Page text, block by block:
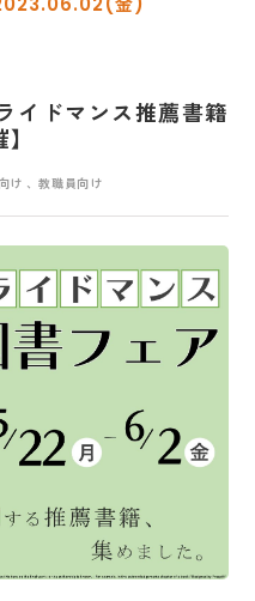
イドマンス推薦書籍
け 、教職員向け